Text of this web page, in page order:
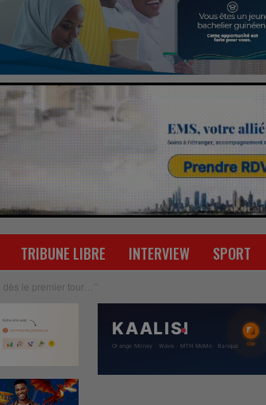
TRIBUNE LIBRE INTERVIEW SPORT
le premier tour…’’